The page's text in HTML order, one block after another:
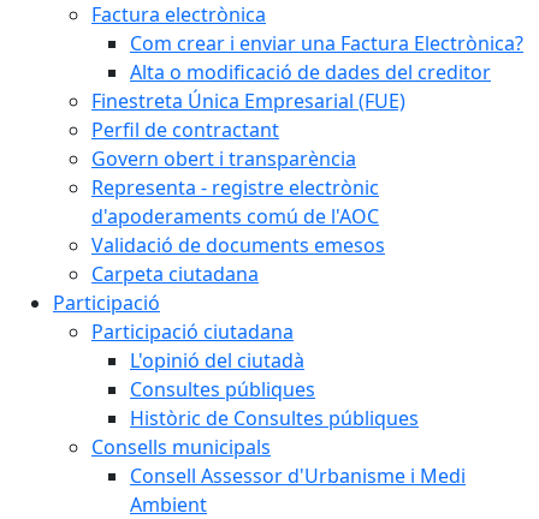
Factura electrònica
Com crear i enviar una Factura Electrònica?
Alta o modificació de dades del creditor
Finestreta Única Empresarial (FUE)
Perfil de contractant
Govern obert i transparència
Representa - registre electrònic
d'apoderaments comú de l'AOC
Validació de documents emesos
Carpeta ciutadana
Participació
Participació ciutadana
L'opinió del ciutadà
Consultes públiques
Històric de Consultes públiques
Consells municipals
Consell Assessor d'Urbanisme i Medi
Ambient